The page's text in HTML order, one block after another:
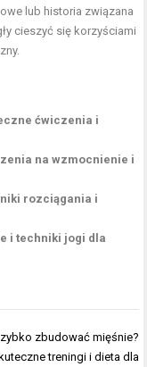
lub historia związana
cieszyć się korzyściami
ćwiczenia i
na wzmocnienie i
rozciągania i
i techniki jogi dla
zbudować mięśnie?
treningi i dieta dla